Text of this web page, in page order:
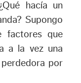
hacía un
Supongo
factores que
a la vez una
por